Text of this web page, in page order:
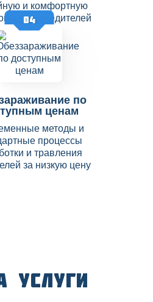
и комфортную
без вредителей
04
по
ценам
методы и
процессы
и травления
за низкую цену
услуги